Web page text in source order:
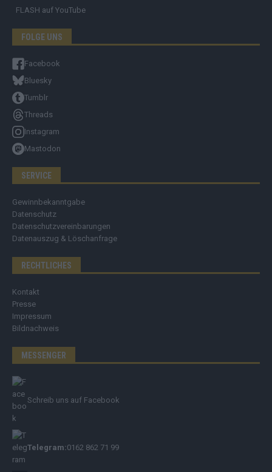
FLASH auf YouTube
FOLGE UNS
Facebook
Bluesky
Tumblr
Threads
Instagram
Mastodon
SERVICE
Gewinnbekanntgabe
Datenschutz
Datenschutzvereinbarungen
Datenauszug & Löschanfrage
RECHTLICHES
Kontakt
Presse
Impressum
Bildnachweis
MESSENGER
Schreib uns auf Facebook
Telegram:0162 862 71 99